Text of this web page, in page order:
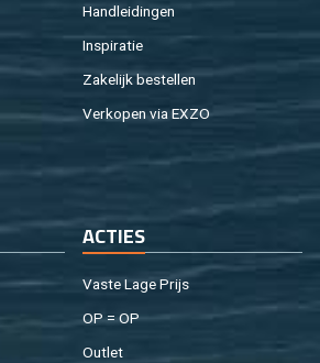
Hand­lei­din­gen
In­spi­ra­tie
Za­ke­lijk be­stel­len
Ver­ko­pen via EXZO
AC­TIES
Vaste Lage Prijs
OP = OP
Out­let